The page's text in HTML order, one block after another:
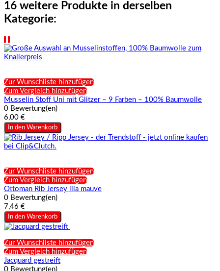
16 weitere Produkte in derselben
Kategorie:
Zur Wunschliste hinzufügen
Zum Vergleich hinzufügen
Musselin Stoff Uni mit Glitzer – 9 Farben – 100% Baumwolle
0 Bewertung(en)
6,00 €
In den Warenkorb
Zur Wunschliste hinzufügen
Zum Vergleich hinzufügen
Ottoman Rib Jersey lila mauve
0 Bewertung(en)
7,46 €
In den Warenkorb
Zur Wunschliste hinzufügen
Zum Vergleich hinzufügen
Jacquard gestreift
0 Bewertung(en)